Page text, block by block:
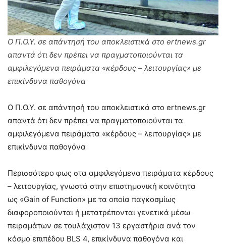
Ο Π.Ο.Υ. σε απάντησή του αποκλειστικά στο ertnews.gr
απαντά ότι δεν πρέπει να πραγματοποιούνται τα
αμφιλεγόμενα πειράματα «κέρδους – λειτουργίας» με
επικίνδυνα παθογόνα
Ο Π.Ο.Υ. σε απάντησή του αποκλειστικά στο ertnews.gr
απαντά ότι δεν πρέπει να πραγματοποιούνται τα
αμφιλεγόμενα πειράματα «κέρδους – λειτουργίας» με
επικίνδυνα παθογόνα
Περισσότερο φως στα αμφιλεγόμενα πειράματα κέρδους
– λειτουργίας, γνωστά στην επιστημονική κοινότητα
ως «Gain of Function» με τα οποία παγκοσμίως
διαφοροποιούνται ή μετατρέπονται γενετικά μέσω
πειραμάτων σε τουλάχιστον 13 εργαστήρια ανά τον
κόσμο επιπέδου BLS 4, επικίνδυνα παθογόνα και